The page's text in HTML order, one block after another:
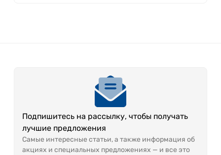
Подпишитесь на рассылку, чтобы получать
лучшие предложения
Самые интересные статьи, а также информация об
акциях и специальных предложениях — и все это